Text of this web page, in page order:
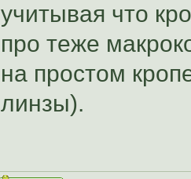
учитывая что
про теже
на простом
линзы).